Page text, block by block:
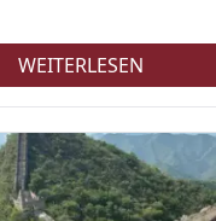
WEITERLESEN